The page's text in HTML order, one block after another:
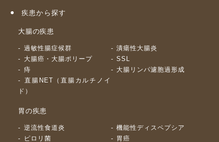
疾患から探す
大腸の疾患
過敏性腸症候群
潰瘍性大腸炎
大腸癌・大腸ポリープ
SSL
痔
大腸リンパ濾胞過形成
直腸NET（直腸カルチノイ
ド）
胃の疾患
逆流性食道炎
機能性ディスペプシア
ピロリ菌
胃癌